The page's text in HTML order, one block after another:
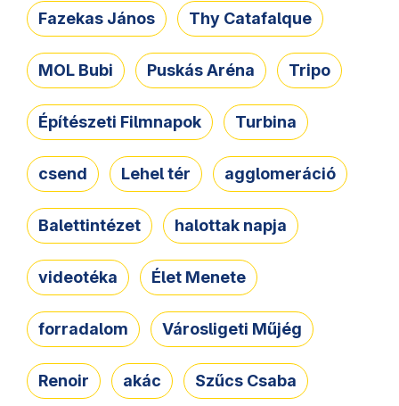
Fazekas János Thy Catafalque
MOL Bubi Puskás Aréna Tripo
Építészeti Filmnapok Turbina
csend Lehel tér agglomeráció
Balettintézet halottak napja
videotéka Élet Menete
forradalom Városligeti Műjég
Renoir akác Szűcs Csaba